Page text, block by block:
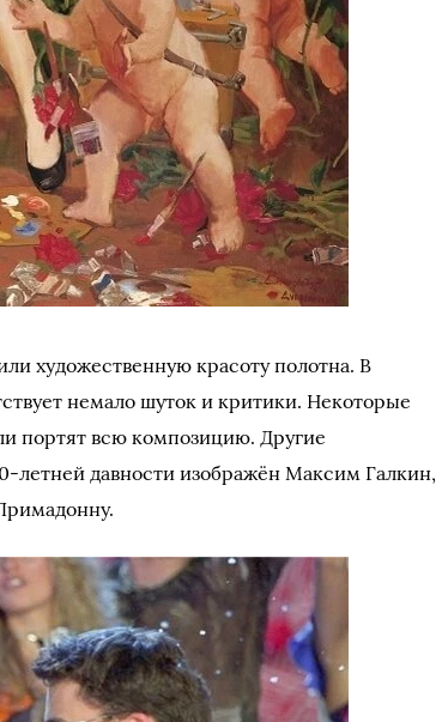
художественную красоту полотна. В
немало шуток и критики. Некоторые
портят всю композицию. Другие
летней давности изображён Максим Галкин,